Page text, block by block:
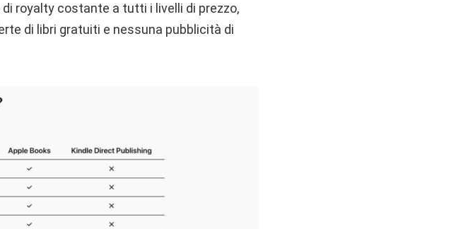
royalty costante a tutti i livelli di prezzo,
di libri gratuiti e nessuna pubblicità di